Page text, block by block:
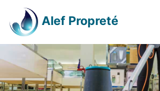
Alef Propreté